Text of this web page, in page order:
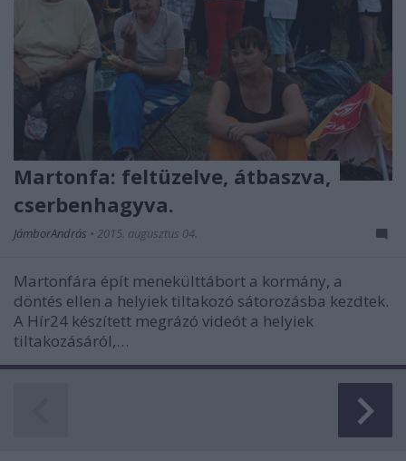
Martonfa: feltüzelve, átbaszva,
cserbenhagyva.
JámborAndrás • 2015. augusztus 04.
Martonfára épít menekülttábort a kormány, a
döntés ellen a helyiek tiltakozó sátorozásba kezdtek.
A Hír24 készített megrázó videót a helyiek
tiltakozásáról,…